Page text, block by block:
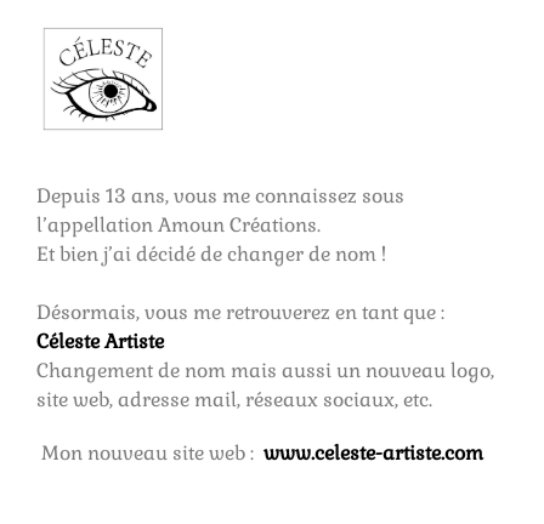
Depuis 13 ans, vous me connaissez sous
l’appellation Amoun Créations.
Et bien j’ai décidé de changer de nom !
Désormais, vous me retrouverez en tant que :
Céleste Artiste
Changement de nom mais aussi un nouveau logo,
site web, adresse mail, réseaux sociaux, etc.
Mon nouveau site web : www.celeste-artiste.com